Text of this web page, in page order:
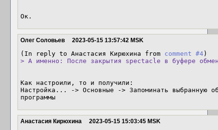
Ок.
Олег Соловьев 2023-05-15 13:57:42 MSK
(In reply to Анастасия Кирюхина from comment #4
> А именно: После закрытия spectacle в буфере
Как настроили, то и получили:
Настройка... -> Основные -> Запоминать выбранную
программы
Анастасия Кирюхина 2023-05-15 15:03:45 MSK